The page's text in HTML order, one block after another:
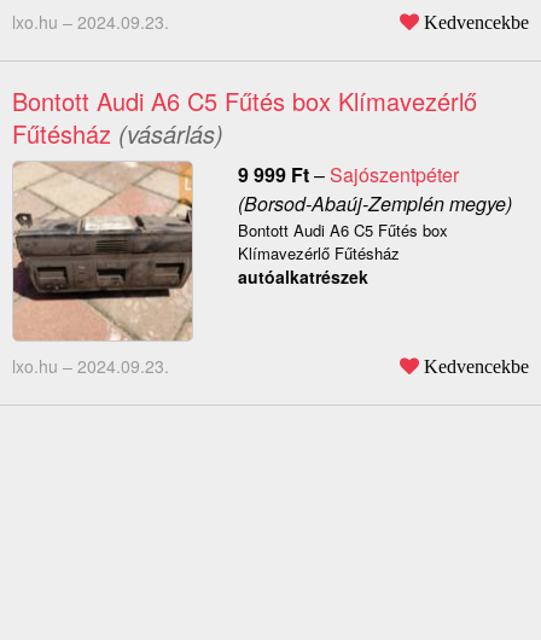
lxo.hu – 2024.09.23. Kedvencekbe
Bontott Audi A6 C5 Fűtés box Klímavezérlő
Fűtésház (vásárlás)
9 999 Ft–Sajószentpéter
(Borsod-Abaúj-Zemplén megye)
Bontott Audi A6 C5 Fűtés box
Klímavezérlő Fűtésház
autóalkatrészek
lxo.hu – 2024.09.23. Kedvencekbe